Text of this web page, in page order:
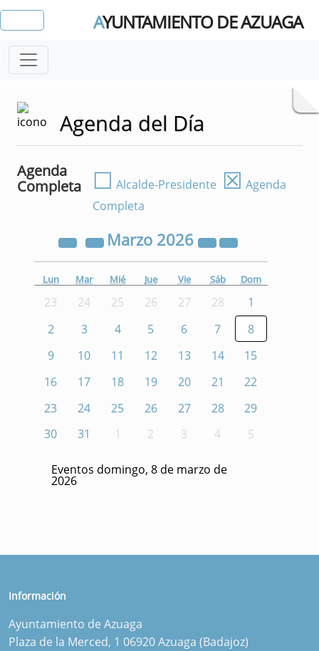
AYUNTAMIENTO DE AZUAGA
Agenda del Día
Agenda
Completa
☐ Alcalde-Presidente ☒ Agenda
Completa
Marzo 2026
Lun Mar Mié Jue Vie Sáb Dom
23 24 25 26 27 28
1
2
3 4 5 6 7
8
9
10 11 12 13 14
15
16
17 18 19 20 21
22
23
24 25 26 27 28
29
30
31 1 2 3 4 5
Eventos domingo, 8 de marzo de
2026
Información
Ayuntamiento de Azuaga
Plaza de la Merced, 1 06920 Azuaga (Badajoz)